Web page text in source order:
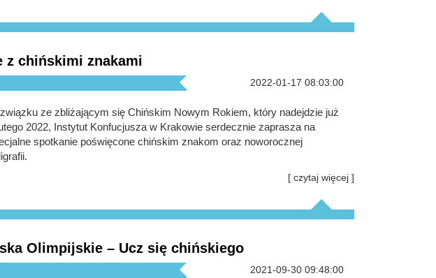
z chińskimi znakami
2022-01-17 08:03:00
ze zbliżającym się Chińskim Nowym Rokiem, który nadejdzie już
2022, Instytut Konfucjusza w Krakowie serdecznie zaprasza na
spotkanie poświęcone chińskim znakom oraz noworocznej
[ czytaj więcej ]
Olimpijskie – Ucz się chińskiego
2021-09-30 09:48:00